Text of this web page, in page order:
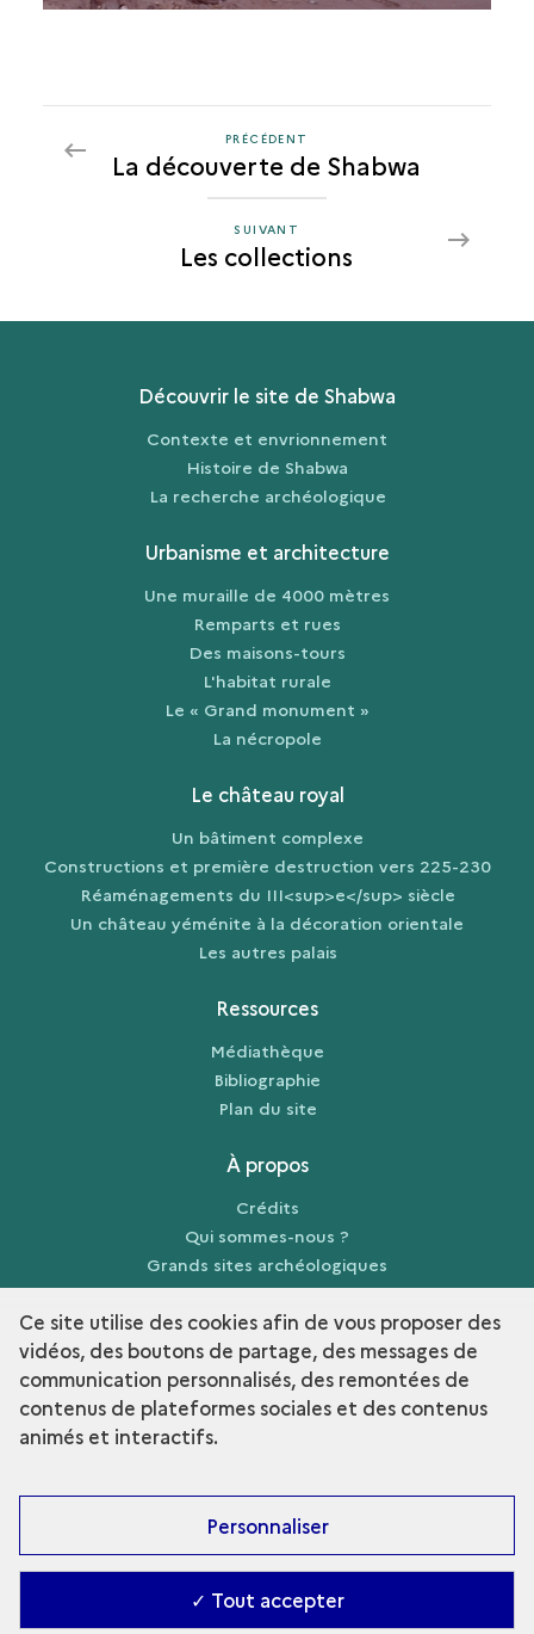
PRÉCÉDENT
LES
COLLECTIONS
PRÉCÉDENT
La découverte de Shabwa
SUIVANT
LES
SUIVANT
Les collections
Découvrir le site de Shabwa
Contexte et envrionnement
Histoire de Shabwa
La recherche archéologique
Urbanisme et architecture
Une muraille de 4000 mètres
Remparts et rues
Des maisons-tours
L'habitat rurale
Le « Grand monument »
La nécropole
Le château royal
Un bâtiment complexe
Constructions et première destruction vers 225-230
Réaménagements du III<sup>e</sup> siècle
Un château yéménite à la décoration orientale
Les autres palais
Ressources
Médiathèque
Bibliographie
Plan du site
À propos
Crédits
Qui sommes-nous ?
Grands sites archéologiques
Mentions légales
Découvrir la collection
Ce site utilise des cookies afin de vous proposer des
vidéos, des boutons de partage, des messages de
communication personnalisés, des remontées de
contenus de plateformes sociales et des contenus
animés et interactifs.
Personnaliser
✓ Tout accepter